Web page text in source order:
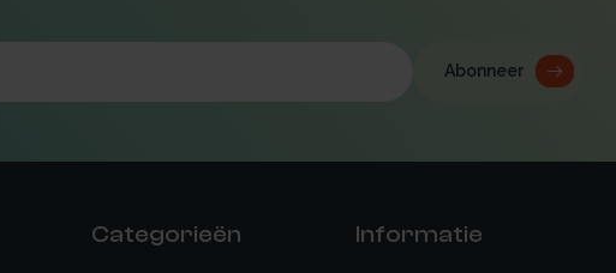
Abonneer
Categorieën Informatie